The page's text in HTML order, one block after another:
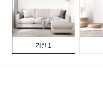
거실 1